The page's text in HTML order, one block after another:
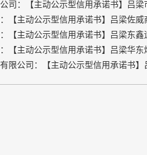
司：【主动公示型信用承诺书】吕
【主动公示型信用承诺书】吕梁佐威
【主动公示型信用承诺书】吕梁东鑫
【主动公示型信用承诺书】吕梁华
限公司：【主动公示型信用承诺书